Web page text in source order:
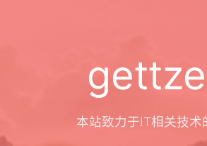
本站致力于IT相关技术